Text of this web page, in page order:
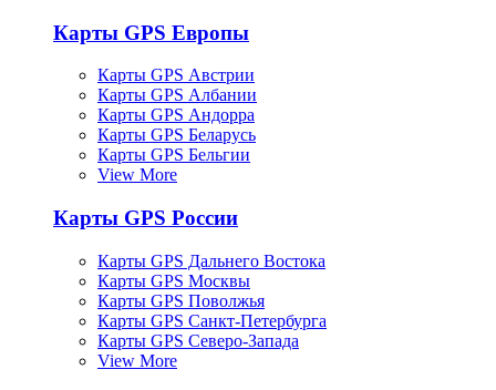
Карты GPS Европы
Карты GPS Австрии
Карты GPS Албании
Карты GPS Андорра
Карты GPS Беларусь
Карты GPS Бельгии
View More
Карты GPS России
Карты GPS Дальнего Востока
Карты GPS Москвы
Карты GPS Поволжья
Карты GPS Санкт-Петербурга
Карты GPS Северо-Запада
View More